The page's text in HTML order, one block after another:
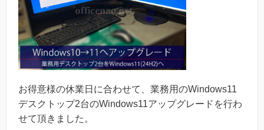
お得意様の休業日に合わせて、業務用のWindows11
デスクトップ2台のWindows11アップグレードを行わ
せて頂きました。